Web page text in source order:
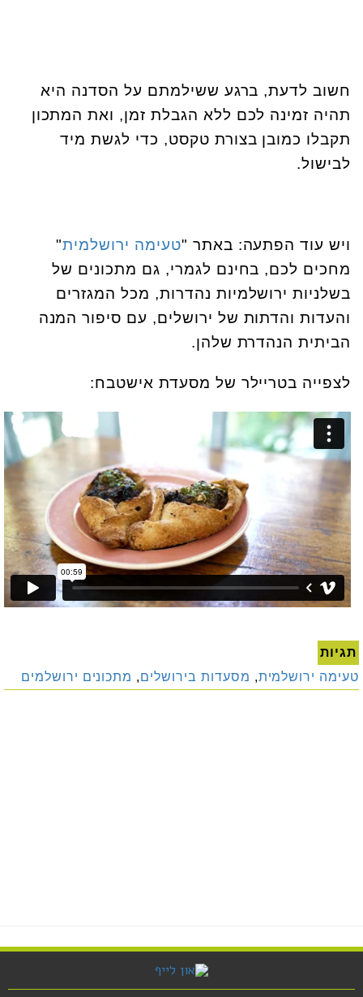
חשוב לדעת, ברגע ששילמתם על הסדנה היא
תהיה זמינה לכם ללא הגבלת זמן, ואת המתכון
תקבלו כמובן בצורת טקסט, כדי לגשת מיד
לבישול.
ויש עוד הפתעה: באתר "טעימה ירושלמית"
מחכים לכם, בחינם לגמרי, גם מתכונים של
בשלניות ירושלמיות נהדרות, מכל המגזרים
והעדות והדתות של ירושלים, עם סיפור המנה
הביתית הנהדרת שלהן.
לצפייה בטריילר של מסעדת אישטבח:
תגיות
טעימה ירושלמית, מסעדות בירושלים, מתכונים ירושלמים